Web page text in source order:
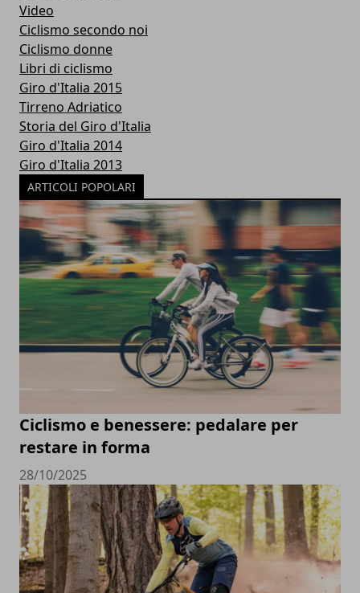
Video
Ciclismo secondo noi
Ciclismo donne
Libri di ciclismo
Giro d'Italia 2015
Tirreno Adriatico
Storia del Giro d'Italia
Giro d'Italia 2014
Giro d'Italia 2013
ARTICOLI POPOLARI
Ciclismo e benessere: pedalare per
restare in forma
28/10/2025